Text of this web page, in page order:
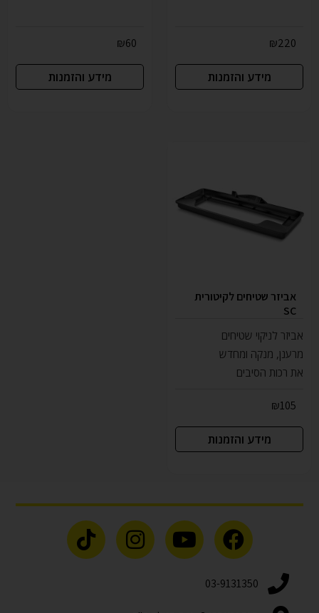
₪220
מידע והזמנות
₪60
מידע והזמנות
אביזר שטיחים לקיטורית
SC
אביזר לניקוי שטיחים
מרענן, מנקה ומחדש
את רכות הסיבים
₪105
מידע והזמנות
03-9131350